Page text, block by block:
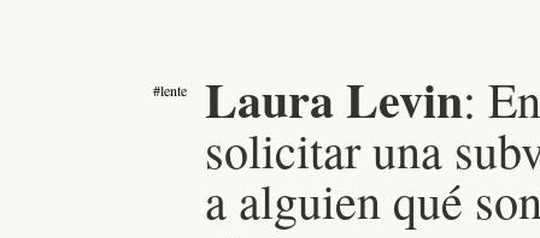
#lente Laura Levin:
solicitar una
a alguien qué